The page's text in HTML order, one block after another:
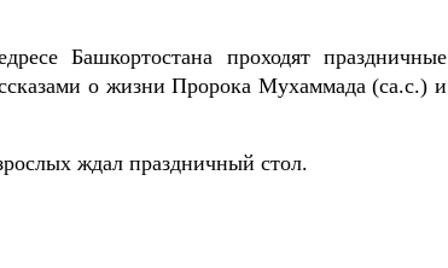
Башкортостана проходят праздничные
о жизни Пророка Мухаммада (са.с.) и
ждал праздничный стол.